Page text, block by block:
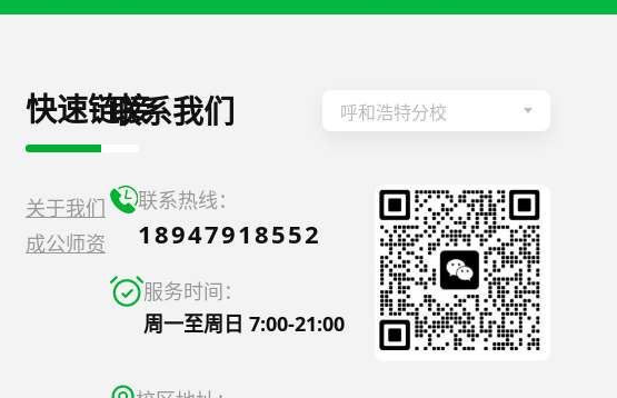
快速链接
关于我们
成公师资
联系我们 呼和浩特分校
联系热线：
18947918552
服务时间：
周一至周日 7:00-21:00